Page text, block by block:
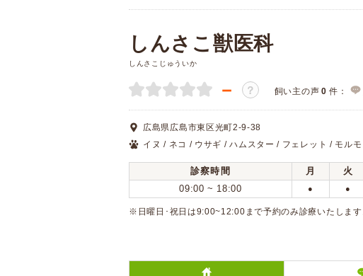
しんさこ獣医科
しんさこじゅういか
－ ？ 飼い主の声 0 件：
広島県広島市東区光町2-9-38
イヌ / ネコ / ウサギ / ハムスター / フェレット / モル
診察時間 月 火
09:00 ~ 18:00
● ●
※日曜日･祝日は9:00~12:00まで予約のみ診療いたしま